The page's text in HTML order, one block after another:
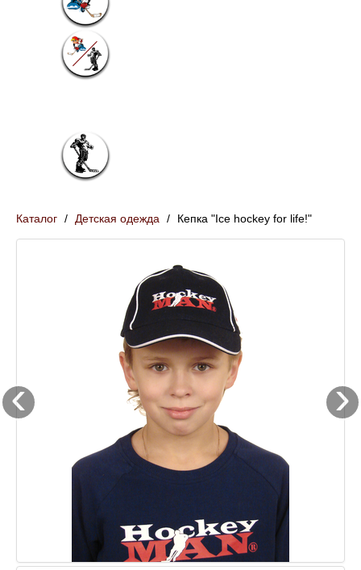
О бренде HockeyMAN
Доставка и оплата
Франчайзинг
Каталог / Детская одежда / Кепка "Ice hockey for life!"
‹ ›